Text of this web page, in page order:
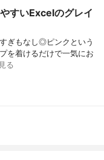
すいExcelのグレイ
ぎもなし◎ピンクという
を着けるだけで一気にお
る